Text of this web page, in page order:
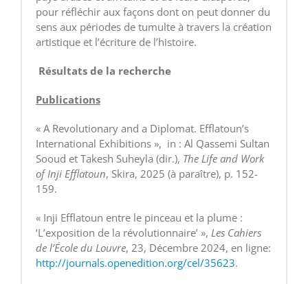
pour réfléchir aux façons dont on peut donner du
sens aux périodes de tumulte à travers la création
artistique et l’écriture de l’histoire.
Résultats de la recherche
Publications
« A Revolutionary and a Diplomat. Efflatoun’s
International Exhibitions », in : Al Qassemi Sultan
Sooud et Takesh Suheyla (dir.), The Life and Work
of Inji Efflatoun, Skira, 2025 (à paraître), p. 152-
159.
« Inji Efflatoun entre le pinceau et la plume :
‘L’exposition de la révolutionnaire’ », Les Cahiers
de l’École du Louvre, 23, Décembre 2024, en ligne:
http://journals.openedition.org/cel/35623.